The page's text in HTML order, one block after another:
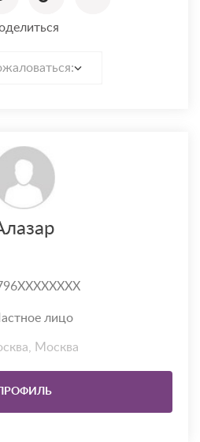
лицо
Москва
ПРОФИЛЬ